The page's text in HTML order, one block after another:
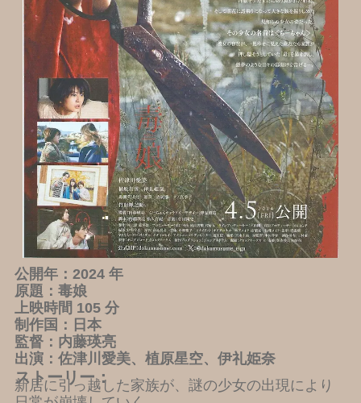
公開年：2024 年
原題：毒娘
上映時間 105 分
制作国：日本
監督：内藤瑛亮
出演：佐津川愛美、植原星空、伊礼姫奈
ストーリー：
新居に引っ越した家族が、謎の少女の出現により